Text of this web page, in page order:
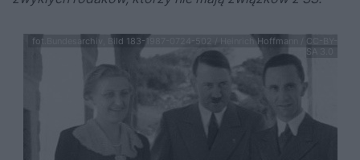
fot.Bundesarchiv, Bild 183-1987-0724-502 / Heinrich Hoffmann / CC-BY-
SA 3.0